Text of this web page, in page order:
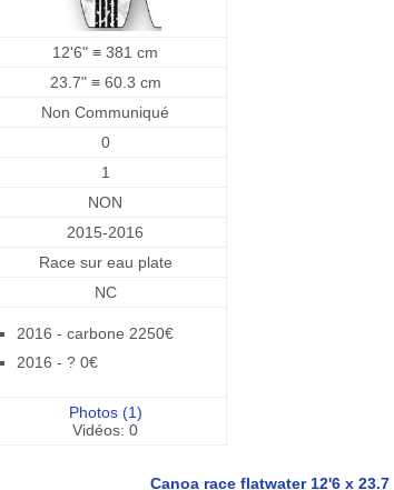
12'6" ≡ 381 cm
23.7" ≡ 60.3 cm
Non Communiqué
0
1
NON
2015-2016
Race sur eau plate
NC
2016 - carbone 2250€
2016 - ? 0€
Photos (1)
Vidéos: 0
Canoa race flatwater 12'6 x 23.7